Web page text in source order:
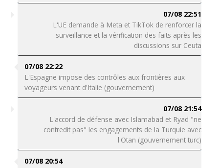
07/08 22:51
L'UE demande à Meta et TikTok de renforcer la
surveillance et la vérification des faits après les
discussions sur Ceuta
07/08 22:22
L'Espagne impose des contrôles aux frontières aux
voyageurs venant d'Italie (gouvernement)
07/08 21:54
L'accord de défense avec Islamabad et Ryad "ne
contredit pas" les engagements de la Turquie avec
l'Otan (gouvernement turc)
07/08 20:54